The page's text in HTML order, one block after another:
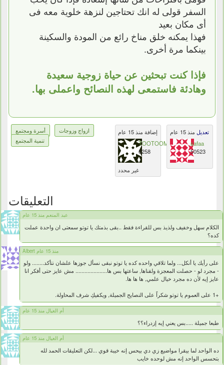
السفر قولى له انك تحتاجين لنزهة خلوية معه فى
أى مكان بعيد
فهذا يمكنه خلق مناخ رائع من المودة والسكينة
بينكما مرة أخرى.
فإذا كنت تبحثين عن حياة زوجية سعيدة
وهادئة فاستمعى لهذه النصائح واعملى بها.
ازواج وزوجات
أسرة ومجتمع
تنمية المجتمع
إضافة منذ 15 عام
TOOTOOMEX
6258
غير محدد
تعديل منذ 15 عام
safaa
50523
التعليقات
عبد المنعم منذ 15 عام
الكلام سهل وخفيف ولذيذ بس للقراءة فقط ..بقى بذمتك يا توتو سمعتى ان واحدة عملت
كده؟
Albert منذ 15 عام
على رأيك يا أنكل... ولما تلاقي واحده كده يا توتو نبقى نسأل جوزها علشان نتأكد........ ولو
- مجرد لو - حصلت المعجزة ولقناها, ساعتها بس ها..................... مش عايز حتى أفكر انا
عايز إيه لأن ده مجرد خيال علمي, ها ها ها.
+1 على العموم يا توتو شكراً على النصايح الجميلة, ويكفيكِ شرف المحاولة.
أم العيال منذ 15 عام
طبعا جميلة .....بس يعني إيه إزدراء؟؟
أم العيال منذ 15 عام
ده الواحد لما بيقرا مواضيع زي دي بيحس إنه خيبة قوي ...لكن التعليقات الحمد لله
بتحسس الواحد إنه مش لوحده خايب